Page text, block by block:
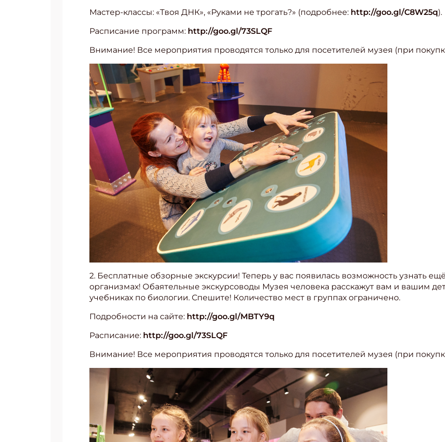
Мастер-классы: «Твоя ДНК», «Руками не трогать?» (подробнее: http://goo.gl/C8W25q).
Расписание программ: http://goo.gl/73SLQF
Внимание! Все мероприятия проводятся только для посетителей музея (при
2. Бесплатные обзорные экскурсии! Теперь у вас появилась возможность узнать
организмах! Обаятельные экскурсоводы Музея человека расскажут вам и вашим
учебниках по биологии. Спешите! Количество мест в группах ограничено.
Подробности на сайте: http://goo.gl/MBTY9q
Расписание: http://goo.gl/73SLQF
Внимание! Все мероприятия проводятся только для посетителей музея (при